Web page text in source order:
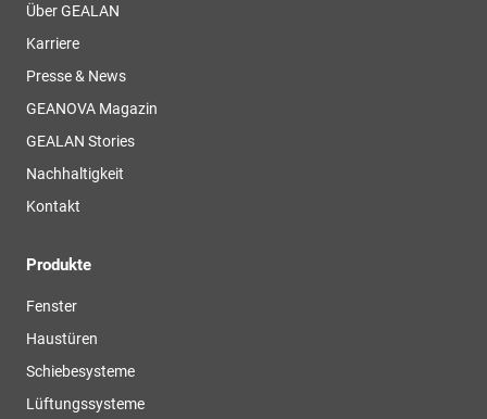
Über GEALAN
Karriere
Presse & News
GEANOVA Magazin
GEALAN Stories
Nachhaltigkeit
Kontakt
Produkte
Fenster
Haustüren
Schiebesysteme
Lüftungssysteme